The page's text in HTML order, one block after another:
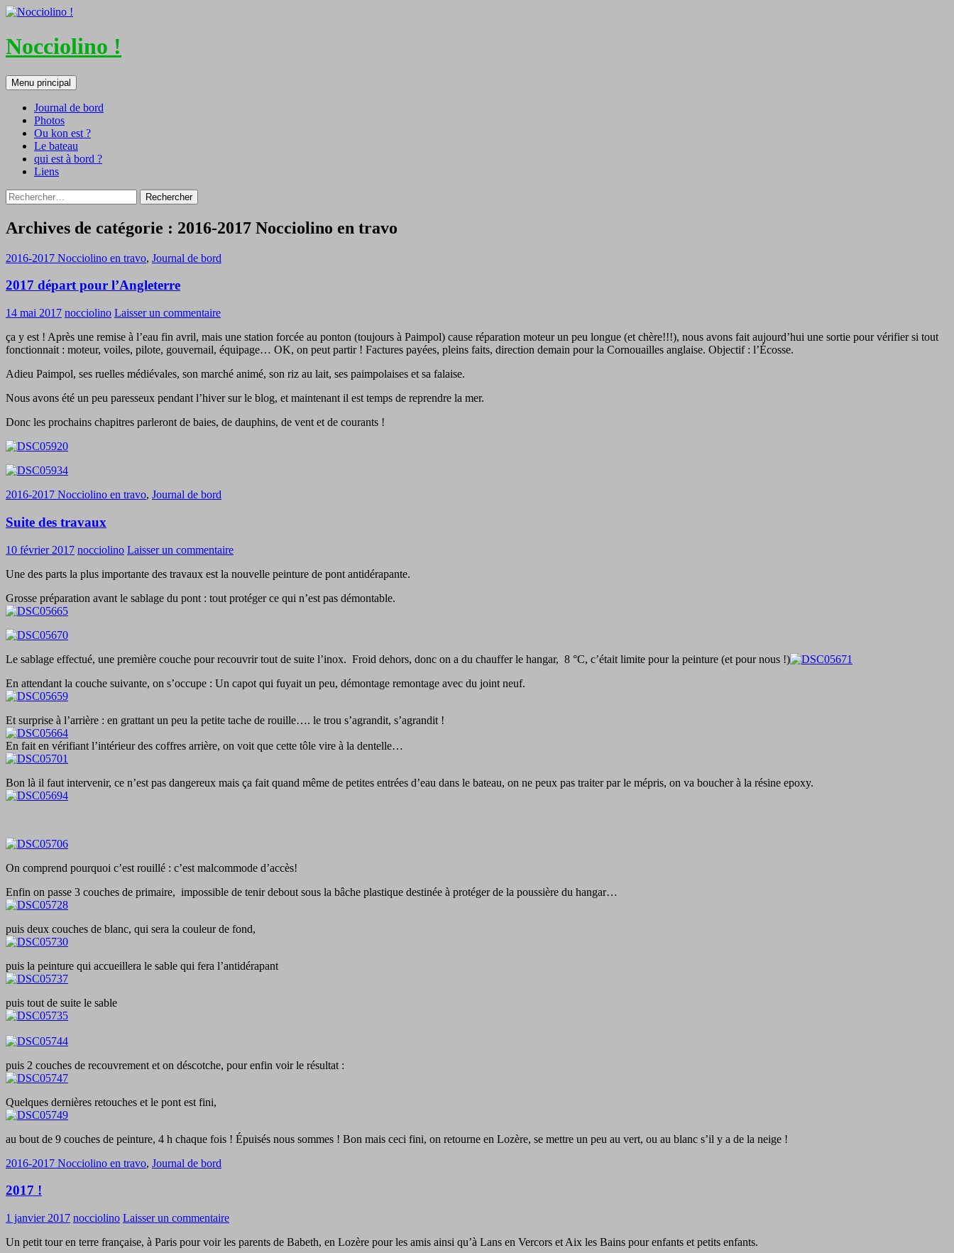
Nocciolino !
Recherche
Menu principal
Aller
au
contenu
Journal de bord
Photos
Ou kon est ?
Le bateau
qui est à bord ?
Liens
Rechercher :
Archives de catégorie : 2016-2017 Nocciolino en travo
2016-2017 Nocciolino en travo, Journal de bord
2017 départ pour l’Angleterre
14 mai 2017 nocciolino Laisser un commentaire
ça y est ! Après une remise à l’eau fin avril, mais une station forcée au ponton (toujours à Paimpol) cause réparation moteur un peu longue (et chère!!!), nous avons fait aujourd’hui une sortie pour vérifier si tout
fonctionnait : moteur, voiles, pilote, gouvernail, équipage… OK, on peut partir ! Factures payées, pleins faits, direction demain pour la Cornouailles anglaise. Objectif : l’Écosse.
Adieu Paimpol, ses ruelles médiévales, son marché animé, son riz au lait, ses paimpolaises et sa falaise.
Nous avons été un peu paresseux pendant l’hiver sur le blog, et maintenant il est temps de reprendre la mer.
Donc les prochains chapitres parleront de baies, de dauphins, de vent et de courants !
2016-2017 Nocciolino en travo, Journal de bord
Suite des travaux
10 février 2017 nocciolino Laisser un commentaire
Une des parts la plus importante des travaux est la nouvelle peinture de pont antidérapante.
Grosse préparation avant le sablage du pont : tout protéger ce qui n’est pas démontable.
Le sablage effectué, une première couche pour recouvrir tout de suite l’inox. Froid dehors, donc on a du chauffer le hangar, 8 °C, c’était limite pour la peinture (et pour nous !)
En attendant la couche suivante, on s’occupe : Un capot qui fuyait un peu, démontage remontage avec du joint neuf.
Et surprise à l’arrière : en grattant un peu la petite tache de rouille…. le trou s’agrandit, s’agrandit !
En fait en vérifiant l’intérieur des coffres arrière, on voit que cette tôle vire à la dentelle…
Bon là il faut intervenir, ce n’est pas dangereux mais ça fait quand même de petites entrées d’eau dans le bateau, on ne peux pas traiter par le mépris, on va boucher à la résine epoxy.
On comprend pourquoi c’est rouillé : c’est malcommode d’accès!
Enfin on passe 3 couches de primaire, impossible de tenir debout sous la bâche plastique destinée à protéger de la poussière du hangar…
puis deux couches de blanc, qui sera la couleur de fond,
puis la peinture qui accueillera le sable qui fera l’antidérapant
puis tout de suite le sable
puis 2 couches de recouvrement et on déscotche, pour enfin voir le résultat :
Quelques dernières retouches et le pont est fini,
au bout de 9 couches de peinture, 4 h chaque fois ! Épuisés nous sommes ! Bon mais ceci fini, on retourne en Lozère, se mettre un peu au vert, ou au blanc s’il y a de la neige !
2016-2017 Nocciolino en travo, Journal de bord
2017 !
1 janvier 2017 nocciolino Laisser un commentaire
Un petit tour en terre française, à Paris pour voir les parents de Babeth, en Lozère pour les amis ainsi qu’à Lans en Vercors et Aix les Bains pour enfants et petits enfants.